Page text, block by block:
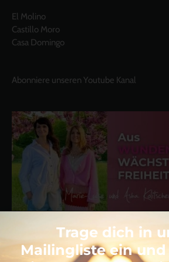
El Molino
Castillo Moro
Casa Domingo
Abonniere unseren Youtube Kanal
Trage dich in
Mailingliste ein und